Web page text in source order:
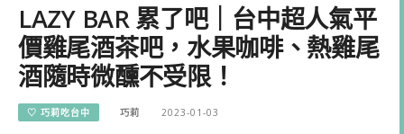
LAZY BAR 累了吧｜台中超人氣平
價雞尾酒茶吧，水果咖啡、熱雞尾
酒隨時微醺不受限！
♡ 巧莉吃台中 巧莉 2023-01-03